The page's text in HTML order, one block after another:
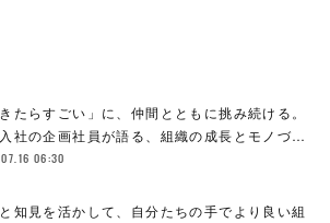
きたらすごい」に、仲間とともに挑み続ける。
社の企画社員が語る、組織の成長とモノづ…
06:30
知見を活かして、自分たちの手でより良い組